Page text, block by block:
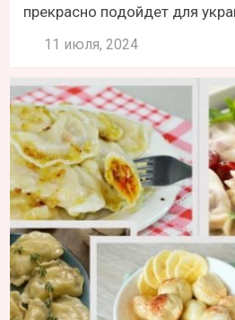
прекрасно подойдет для
11 июля, 2024